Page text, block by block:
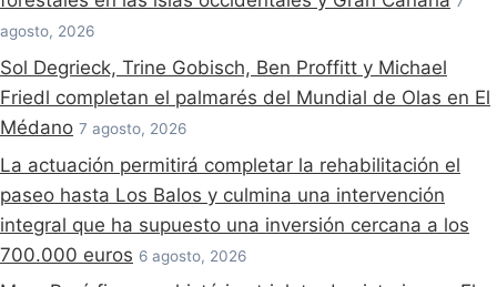
agosto, 2026
Sol Degrieck, Trine Gobisch, Ben Proffitt y Michael
Friedl completan el palmarés del Mundial de Olas en El
Médano 7 agosto, 2026
La actuación permitirá completar la rehabilitación el
paseo hasta Los Balos y culmina una intervención
integral que ha supuesto una inversión cercana a los
700.000 euros 6 agosto, 2026